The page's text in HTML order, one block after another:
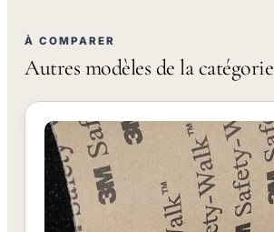
À COMPARER
Autres modèles de la catégorie